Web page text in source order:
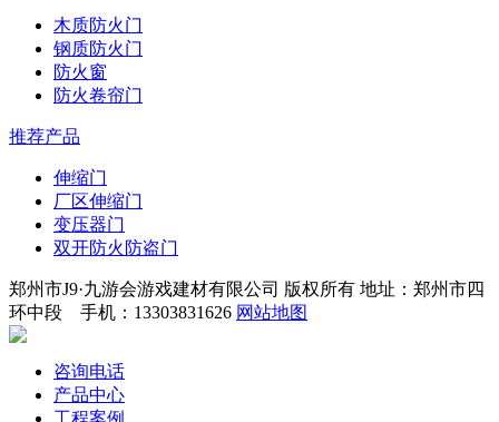
木质防火门
钢质防火门
防火窗
防火卷帘门
推荐产品
伸缩门
厂区伸缩门
变压器门
双开防火防盗门
郑州市J9·九游会游戏建材有限公司 版权所有 地址：郑州市四
环中段 手机：13303831626 网站地图
咨询电话
产品中心
工程案例